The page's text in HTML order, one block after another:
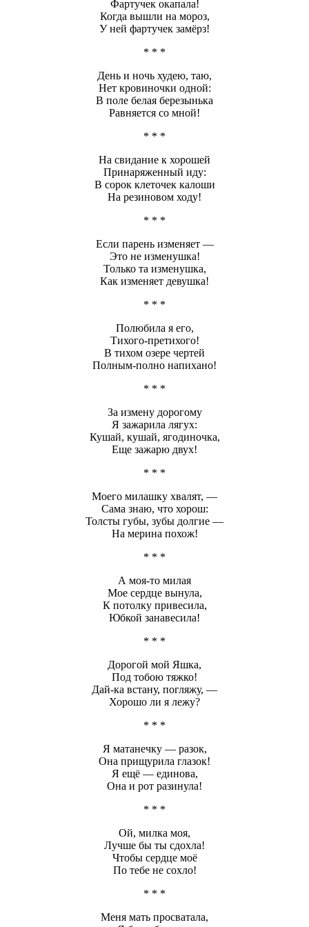
Фартучек окапала!
Когда вышли на мороз,
У ней фартучек замёрз!
* * *
День и ночь худею, таю,
Нет кровиночки одной:
В поле белая березынька
Равняется со мной!
* * *
На свидание к хорошей
Принаряженный иду:
В сорок клеточек калоши
На резиновом ходу!
* * *
Если парень изменяет —
Это не изменушка!
Только та изменушка,
Как изменяет девушка!
* * *
Полюбила я его,
Тихого-претихого!
В тихом озере чертей
Полным-полно напихано!
* * *
За измену дорогому
Я зажарила лягух:
Кушай, кушай, ягодиночка,
Еще зажарю двух!
* * *
Моего милашку хвалят, —
Сама знаю, что хорош:
Толсты губы, зубы долгие —
На мерина похож!
* * *
А моя-то милая
Мое сердце вынула,
К потолку привесила,
Юбкой занавесила!
* * *
Дорогой мой Яшка,
Под тобою тяжко!
Дай-ка встану, погляжу, —
Хорошо ли я лежу?
* * *
Я матанечку — разок,
Она прищурила глазок!
Я ещё — единова,
Она и рот разинула!
* * *
Ой, милка моя,
Лучше бы ты сдохла!
Чтобы сердце моё
По тебе не сохло!
* * *
Меня мать просватала,